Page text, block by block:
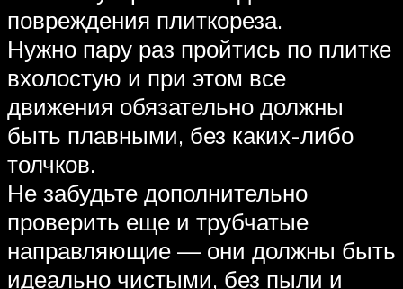
повреждения плиткореза.
Нужно пару раз пройтись по плитке
вхолостую и при этом все
движения обязательно должны
быть плавными, без каких-либо
толчков.
Не забудьте дополнительно
проверить еще и трубчатые
направляющие — они должны быть
идеально чистыми, без пыли и